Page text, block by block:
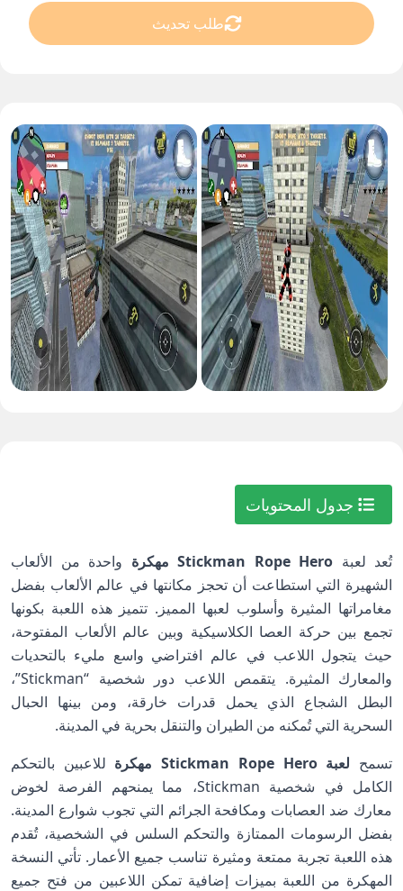
طلب تحديث
جدول المحتويات
تُعد لعبة Stickman Rope Hero مهكرة
واحدة من الألعاب
الشهيرة التي استطاعت أن تحجز مكانتها في عالم الألعاب بفضل
مغامراتها المثيرة وأسلوب لعبها المميز. تتميز هذه اللعبة بكونها
تجمع بين حركة العصا الكلاسيكية وبين عالم الألعاب المفتوحة،
حيث يتجول اللاعب في عالم افتراضي واسع مليء بالتحديات
والمعارك المثيرة. يتقمص اللاعب دور شخصية “Stickman”،
البطل الشجاع الذي يحمل قدرات خارقة، ومن بينها الحبال
السحرية التي تُمكنه من الطيران والتنقل بحرية في المدينة.
تسمح لعبة Stickman Rope Hero مهكرة
للاعبين بالتحكم
الكامل في شخصية Stickman، مما يمنحهم الفرصة لخوض
معارك ضد العصابات ومكافحة الجرائم التي تجوب شوارع المدينة.
بفضل الرسومات الممتازة والتحكم السلس في الشخصية، تُقدم
هذه اللعبة تجربة ممتعة ومثيرة تناسب جميع الأعمار. تأتي النسخة
المهكرة من اللعبة بميزات إضافية تمكن اللاعبين من فتح جميع